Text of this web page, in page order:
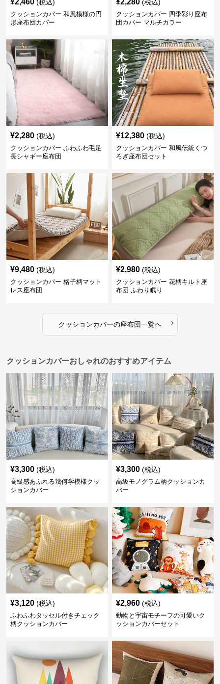
¥2,460 (税込)
クッションカバー 和風模様の円
形座布団カバー
¥2,280 (税込)
クッションカバー 四季彩り座布
団カバー マルチカラー
¥2,280 (税込)
クッションカバー ふわふわ毛足
長シャギー座布団
¥12,380 (税込)
クッションカバー 和風伝統くつ
ろぎ座布団セット
¥9,480 (税込)
クッションカバー 格子柄マット
レス座布団
¥2,980 (税込)
クッションカバー 花柄キルト座
布団 ふわり眠り
クッションカバーの座布団一覧へ ›
クッションカバーおしゃれのおすすめアイテム
¥3,300 (税込)
高級感あふれる幾何学模様クッ
ションカバー
¥3,300 (税込)
高級モノグラム柄クッションカ
バー
¥3,120 (税込)
ふわふわタッセル付きチェック
柄クッションカバー
¥2,960 (税込)
動物と宇宙モチーフの可愛いク
ッションカバーセット